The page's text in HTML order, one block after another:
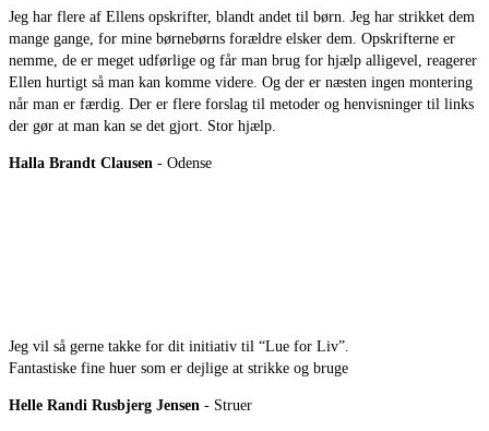
Jeg har flere af Ellens opskrifter, blandt andet til børn. Jeg har strikket dem
mange gange, for mine børnebørns forældre elsker dem. Opskrifterne er
nemme, de er meget udførlige og får man brug for hjælp alligevel, reagerer
Ellen hurtigt så man kan komme videre. Og der er næsten ingen montering
når man er færdig. Der er flere forslag til metoder og henvisninger til links
der gør at man kan se det gjort. Stor hjælp.
Halla Brandt Clausen - Odense
Jeg vil så gerne takke for dit initiativ til “Lue for Liv”.
Fantastiske fine huer som er dejlige at strikke og bruge
Helle Randi Rusbjerg Jensen - Struer